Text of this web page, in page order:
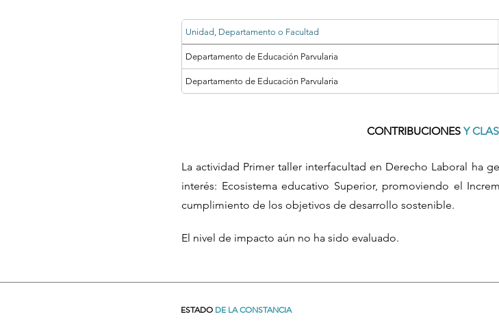
Unidad, Departamento o Facultad
Departamento de Educación Parvularia
Departamento de Educación Parvularia
CONTRIBUCIONES Y
La actividad Primer taller interfacultad en Derecho Laboral ha
interés: Ecosistema educativo Superior, promoviendo el
cumplimiento de los objetivos de desarrollo sostenible.
El nivel de impacto aún no ha sido evaluado.
ESTADO DE LA CONSTANCIA